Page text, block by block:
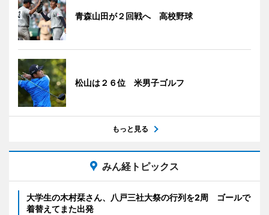
青森山田が２回戦へ 高校野球
松山は２６位 米男子ゴルフ
もっと見る
みん経トピックス
大学生の木村栞さん、八戸三社大祭の行列を2周 ゴールで
着替えてまた出発